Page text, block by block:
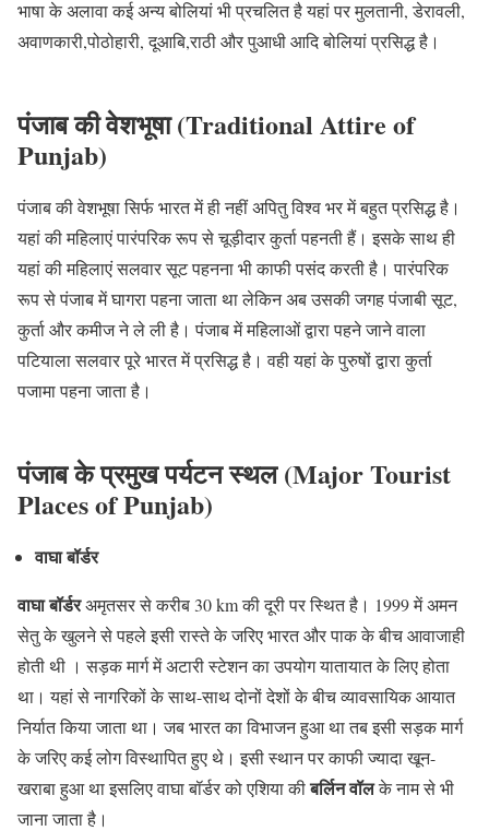
भाषा के अलावा कई अन्य बोलियां भी प्रचलित है यहां पर मुलतानी, डेरावली,
अवाणकारी,पोठोहारी, दूआबि,राठी और पुआधी आदि बोलियां प्रसिद्ध है।
पंजाब की वेशभूषा (Traditional Attire of
Punjab)
पंजाब की वेशभूषा सिर्फ भारत में ही नहीं अपितु विश्व भर में बहुत प्रसिद्ध है।
यहां की महिलाएं पारंपरिक रूप से चूड़ीदार कुर्ता पहनती हैं। इसके साथ ही
यहां की महिलाएं सलवार सूट पहनना भी काफी पसंद करती है। पारंपरिक
रूप से पंजाब में घागरा पहना जाता था लेकिन अब उसकी जगह पंजाबी सूट,
कुर्ता और कमीज ने ले ली है। पंजाब में महिलाओं द्वारा पहने जाने वाला
पटियाला सलवार पूरे भारत में प्रसिद्ध है। वही यहां के पुरुषों द्वारा कुर्ता
पजामा पहना जाता है।
पंजाब के प्रमुख पर्यटन स्थल (Major Tourist
Places of Punjab)
वाघा बॉर्डर
वाघा बॉर्डरअमृतसर से करीब 30 km की दूरी पर स्थित है। 1999 में अमन
सेतु के खुलने से पहले इसी रास्ते के जरिए भारत और पाक के बीच आवाजाही
होती थी । सड़क मार्ग में अटारी स्टेशन का उपयोग यातायात के लिए होता
था। यहां से नागरिकों के साथ-साथ दोनों देशों के बीच व्यावसायिक आयात
निर्यात किया जाता था। जब भारत का विभाजन हुआ था तब इसी सड़क मार्ग
के जरिए कई लोग विस्थापित हुए थे। इसी स्थान पर काफी ज्यादा खून-
खराबा हुआ था इसलिए वाघा बॉर्डर को एशिया कीबर्लिन वॉलके नाम से भी
जाना जाता है।